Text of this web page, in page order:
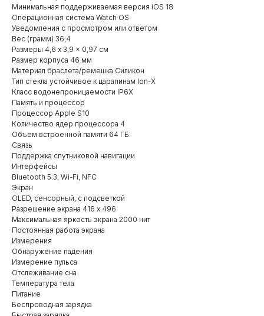
Минимальная поддерживаемая версия iOS 18
Операционная система Watch OS
Уведомления с просмотром или ответом
Вес (грамм) 36,4
Размеры 4,6 x 3,9 x 0,97 см
Размер корпуса 46 мм
Материал браслета/ремешка Силикон
Тип стекла устойчивое к царапинам Ion-X
Класс водонепроницаемости IP6X
Память и процессор
Процессор Apple S10
Количество ядер процессора 4
Объем встроенной памяти 64 ГБ
Связь
Поддержка спутниковой навигации
Интерфейсы
Bluetooth 5.3, Wi-Fi, NFC
Экран
OLED, сенсорный, с подсветкой
Разрешение экрана 416 x 496
Максимальная яркость экрана 2000 нит
Постоянная работа экрана
Измерения
Обнаружение падения
Измерение пульса
Отслеживание сна
Температура тела
Питание
Беспроводная зарядка